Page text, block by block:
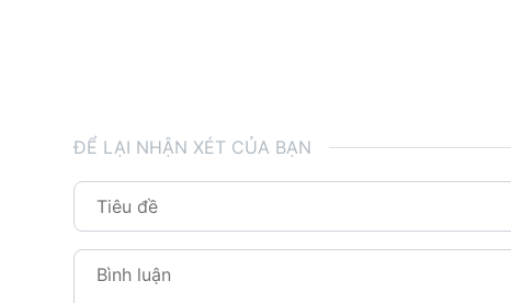
ĐỂ LẠI NHẬN XÉT CỦA BẠN